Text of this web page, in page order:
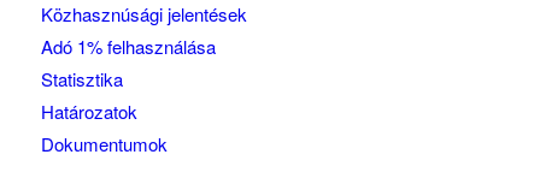
Közhasznúsági jelentések
Adó 1% felhasználása
Statisztika
Határozatok
Dokumentumok